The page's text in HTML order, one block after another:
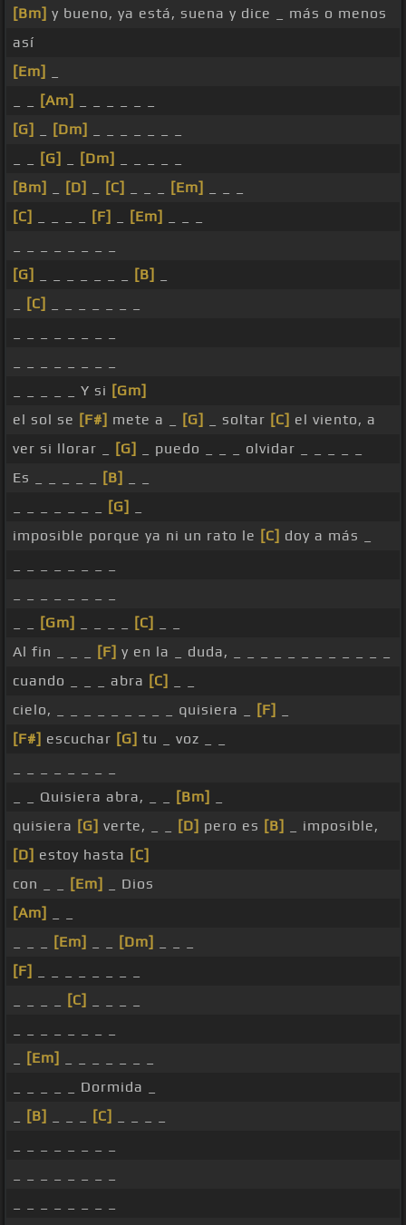
[Bm] y bueno, ya está, suena y dice _ más o menos
así
[Em]
[Am]
[G]
[Dm]
[G] [Dm]
[Bm]
[D] [C] [Em]
[C]
[F] [Em]
[G]
[B]
[C]
_ _ _ _ _ Y si [Gm]
el sol se [F#] mete a _ [G] _ soltar [C] el viento, a
ver si llorar _
[G]
_ puedo _ _ _ olvidar _ _ _ _ _
Es _ _ _ _ _
[B]
[G]
imposible porque ya ni un rato le [C] doy a más _
[Gm] [C]
Al fin _ _ _
[F] y en la _ duda, _ _ _ _ _ _ _ _ _ _ _ _
cuando _ _ _ abra [C]
cielo, _ _ _ _ _ _ _ _ _ quisiera _
[F]
[F#] escuchar [G] tu _ voz _ _
_ _ Quisiera abra, _ _
[Bm]
quisiera [G] verte, _ _ [D] pero es [B]
_ imposible,
[D] estoy hasta [C]
con _ _
[Em]
_ Dios
[Am]
[Em] [Dm]
[F]
[C]
[Em]
_ _ _ _ _ Dormida _
[B] [C]